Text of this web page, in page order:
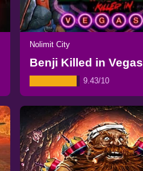
Nolimit City
Benji Killed in Vegas
9.43/10